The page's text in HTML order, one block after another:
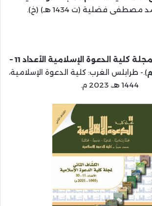
مصطفى فضلية (ت 1434 هـ) (خ).
الكشاف الثاني لمجلة كلية الدعوة الإسلامية الأعداد 11 –
).- طرابلس الغرب: كلية الدعوة الإسلامية،
1444 هـ، 2023 م.